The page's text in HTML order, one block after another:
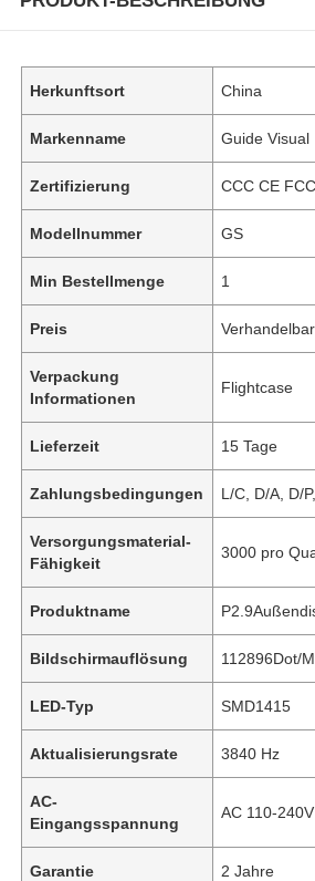
Herkunftsort China
Markenname Guide Visual
Zertifizierung CCC CE FCC
Modellnummer GS
Min Bestellmenge 1
Preis Verhandelbar
Verpackung
Informationen
Flightcase
Lieferzeit 15 Tage
Zahlungsbedingungen L/C, D/A, D/
Versorgungsmaterial-
Fähigkeit
3000 pro
Produktname
Bildschirmauflösung 112896Dot/
LED-Typ SMD1415
Aktualisierungsrate 3840 Hz
AC-
Eingangsspannung
AC 110-240V
Garantie 2 Jahre